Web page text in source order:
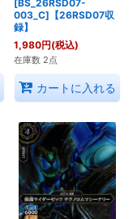
[BS_26RSD07-
003_C]【26RSD07収
録】
1,980円(税込)
在庫数 2点
カートに入れる